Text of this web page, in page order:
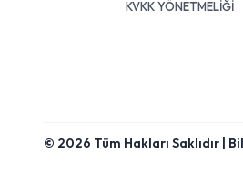
KVKK YÖNETMELİĞİ
© 2026 Tüm Hakları Saklıdır |